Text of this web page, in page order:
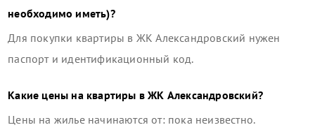
необходимо иметь)?
Для покупки квартиры в ЖК Александровский нужен
паспорт и идентификационный код.
Какие цены на квартиры вЖК Александровский?
Цены на жилье начинаются от: пока неизвестно.